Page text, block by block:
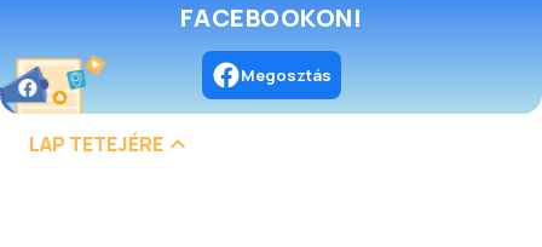
FACEBOOKON!
Megosztás
LAP TETEJÉRE